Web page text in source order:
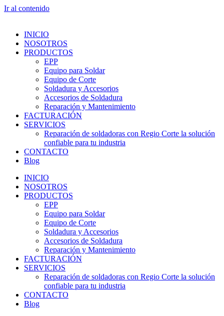
Ir al contenido
INICIO
NOSOTROS
PRODUCTOS
EPP
Equipo para Soldar
Equipo de Corte
Soldadura y Accesorios
Accesorios de Soldadura
Reparación y Mantenimiento
FACTURACIÓN
SERVICIOS
Reparación de soldadoras con Regio Corte la solución
confiable para tu industria
CONTACTO
Blog
INICIO
NOSOTROS
PRODUCTOS
EPP
Equipo para Soldar
Equipo de Corte
Soldadura y Accesorios
Accesorios de Soldadura
Reparación y Mantenimiento
FACTURACIÓN
SERVICIOS
Reparación de soldadoras con Regio Corte la solución
confiable para tu industria
CONTACTO
Blog